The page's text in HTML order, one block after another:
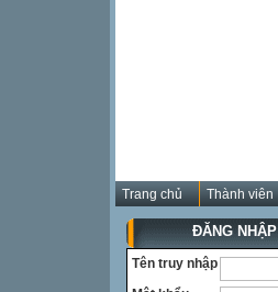
Trang chủ Thành viên
ĐĂNG NHẬP
Tên truy nhập